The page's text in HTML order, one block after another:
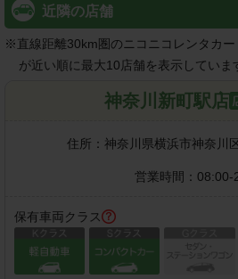
近隣の店舗
※直線距離30km圏のニコニコレンタカ
が近い順に最大10店舗を表示していま
神奈川新町駅店
住所： 神奈川県横浜市神奈川
営業時間： 08:00-
保有車両クラス